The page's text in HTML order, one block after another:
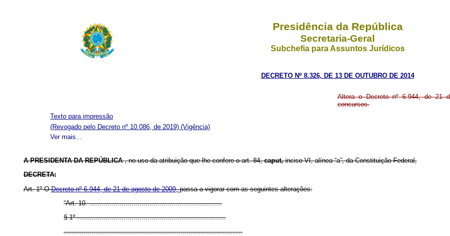
Presidência da República
Secretaria-Geral
Subchefia para Assuntos Jurídicos
DECRETO Nº 8.326, DE 13 DE OUTUBRO DE 2014
Altera o Decreto nº 6.944, de 21
concursos.
Texto para impressão
Ver mais...
(Revogado pelo Decreto nº 10.086, de 2019) (Vigência)
A PRESIDENTA DA REPÚBLICA, no uso da atribuição que lhe confere o art. 84,caput,inciso VI, alínea “a”, da Constituição Federal,
DECRETA:
Art. 1º ODecreto nº 6.944, de 21 de agosto de 2009,passa a vigorar com as seguintes alterações:
“Art. 10. ..................................................................
§ 1º ..........................................................................
.........................................................................................